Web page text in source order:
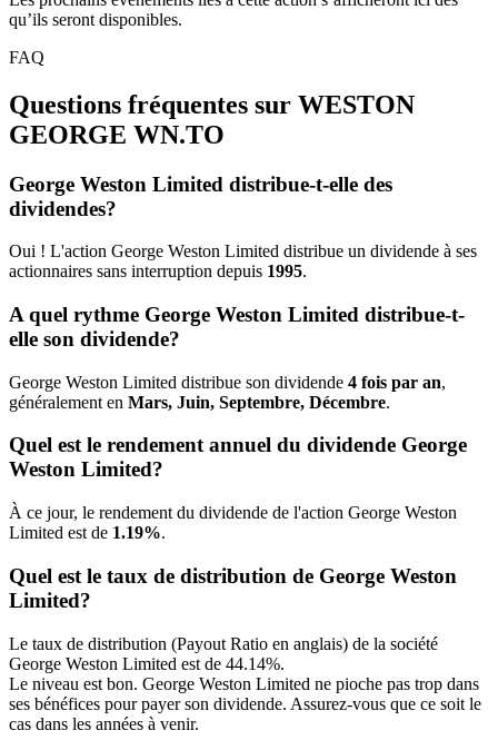
qu’ils seront disponibles.
FAQ
Questions fréquentes sur WESTON
GEORGE WN.TO
George Weston Limited distribue-t-elle des
dividendes?
Oui ! L'action George Weston Limited distribue un dividende à ses
actionnaires sans interruption depuis 1995.
A quel rythme George Weston Limited distribue-t-
elle son dividende?
George Weston Limited distribue son dividende 4 fois par an,
généralement en Mars, Juin, Septembre, Décembre.
Quel est le rendement annuel du dividende George
Weston Limited?
À ce jour, le rendement du dividende de l'action George Weston
Limited est de 1.19%.
Quel est le taux de distribution de George Weston
Limited?
Le taux de distribution (Payout Ratio en anglais) de la société
George Weston Limited est de 44.14%.
Le niveau est bon. George Weston Limited ne pioche pas trop dans
ses bénéfices pour payer son dividende. Assurez-vous que ce soit le
cas dans les années à venir.